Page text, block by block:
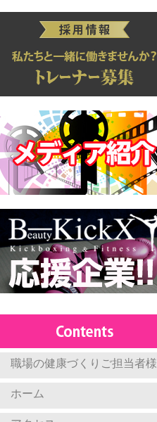
職場の健康づくりご担当者様
ホーム